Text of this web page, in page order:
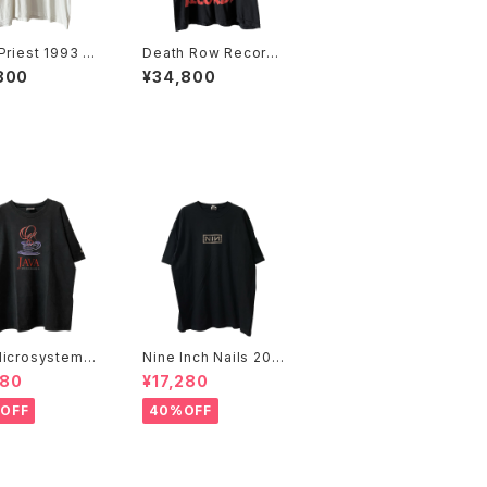
1993 Fe
Rap Tee
Death Row Records
2005 Label Logo Ra
p Tee
¥34,800
1
DAY CMU
Tee
Nine Inch Nails 200
5 Live with Teeth B
and Tee
¥17,280
40%OFF